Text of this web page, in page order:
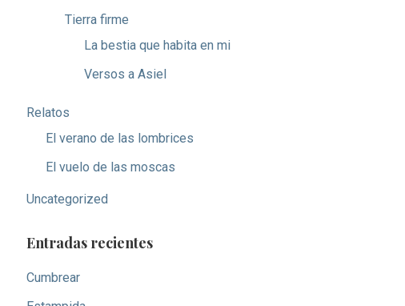
Tierra firme
La bestia que habita en mi
Versos a Asiel
Relatos
El verano de las lombrices
El vuelo de las moscas
Uncategorized
Entradas recientes
Cumbrear